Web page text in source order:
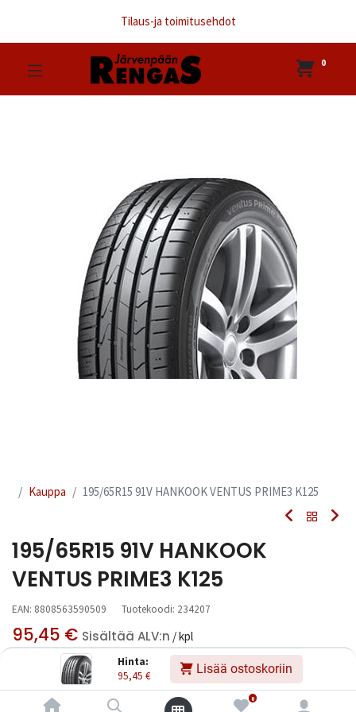
Hinta:
95,45 € Lisää ostoskoriin
0
Tilaus-ja toimitusehdot
0
Kauppa 195/65R15 91V HANKOOK VENTUS PRIME3 K125
195/65R15 91V HANKOOK
VENTUS PRIME3 K125
EAN: 8808563590509 Tuotekoodi: 234207
95,45 € Sisältää ALV:n / kpl
Toimittajilla (kotimaa):
Saatavilla
Toimitusaika:
3 arkipäivää